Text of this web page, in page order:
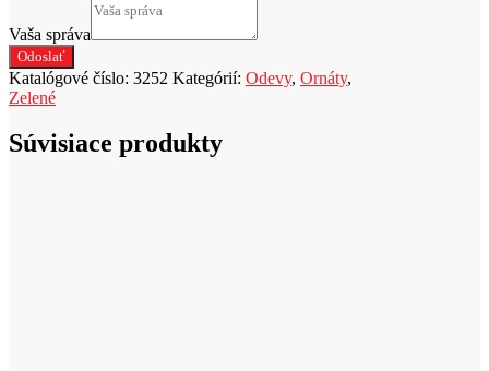
Vaša správa
Odoslať
Katalógové číslo: 3252 Kategórií: Odevy, Ornáty,
Zelené
Súvisiace produkty